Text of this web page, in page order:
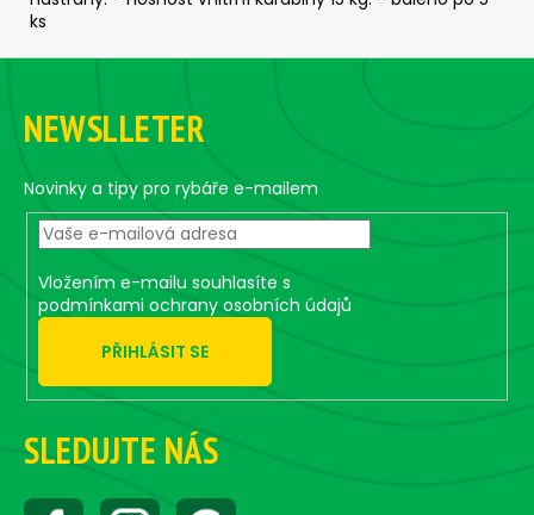
ks
-
38
MM
40
Kč
Z
NEWSLLETER
Novinky a tipy pro rybáře e-mailem
Vložením e-mailu souhlasíte s
podmínkami ochrany osobních údajů
PŘIHLÁSIT SE
SLEDUJTE NÁS